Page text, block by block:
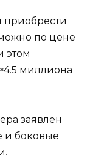
приобрести
по цене
этом
миллиона
заявлен
и боковые